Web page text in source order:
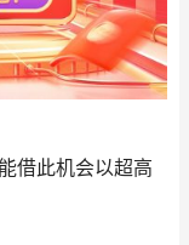
借此机会以超高